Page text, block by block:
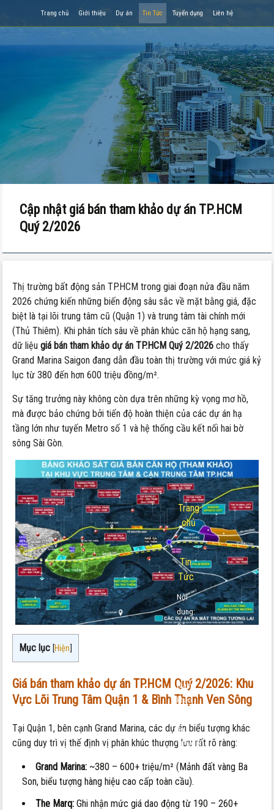
Trang chủ Giới thiệu Dự án Tin Tức Tuyển dụng Liên hệ
Trang
chủ
-
Tin
Tức
Nội
dung:
Cập
tham
khảo
án
TP.HCM
2/2026
Cập nhật giá bán tham khảo dự án TP.HCM
Quý 2/2026
Thị trường bất động sản TP.HCM trong giai đoạn nửa đầu năm
2026 chứng kiến những biến động sâu sắc về mặt bằng giá, đặc
biệt là tại lõi trung tâm cũ (Quận 1) và trung tâm tài chính mới
(Thủ Thiêm). Khi phân tích sâu về phân khúc căn hộ hạng sang,
dữ liệugiá bán tham khảo dự án TP.HCM Quý 2/2026 cho thấy
Grand Marina Saigon đang dẫn đầu toàn thị trường với mức giá kỷ
lục từ 380 đến hơn 600 triệu đồng/m².
Sự tăng trưởng này không còn dựa trên những kỳ vọng mơ hồ,
mà được bảo chứng bởi tiến độ hoàn thiện của các dự án hạ
tầng lớn như tuyến Metro số 1 và hệ thống cầu kết nối hai bờ
sông Sài Gòn.
Mục lục [Hiện]
Giá bán tham khảo dự án TP.HCM Quý 2/2026: Khu
Vực Lõi Trung Tâm Quận 1 & Bình Thạnh Ven Sông
Tại Quận 1, bên cạnh Grand Marina, các dự án biểu tượng khác
cũng duy trì vị thế định vị phân khúc thượng lưu rất rõ ràng:
Grand Marina: ~380 – 600+ triệu/m² (Mảnh đất vàng Ba
Son, biểu tượng hàng hiệu cao cấp toàn cầu).
The Marq: Ghi nhận mức giá dao động từ 190 – 260+